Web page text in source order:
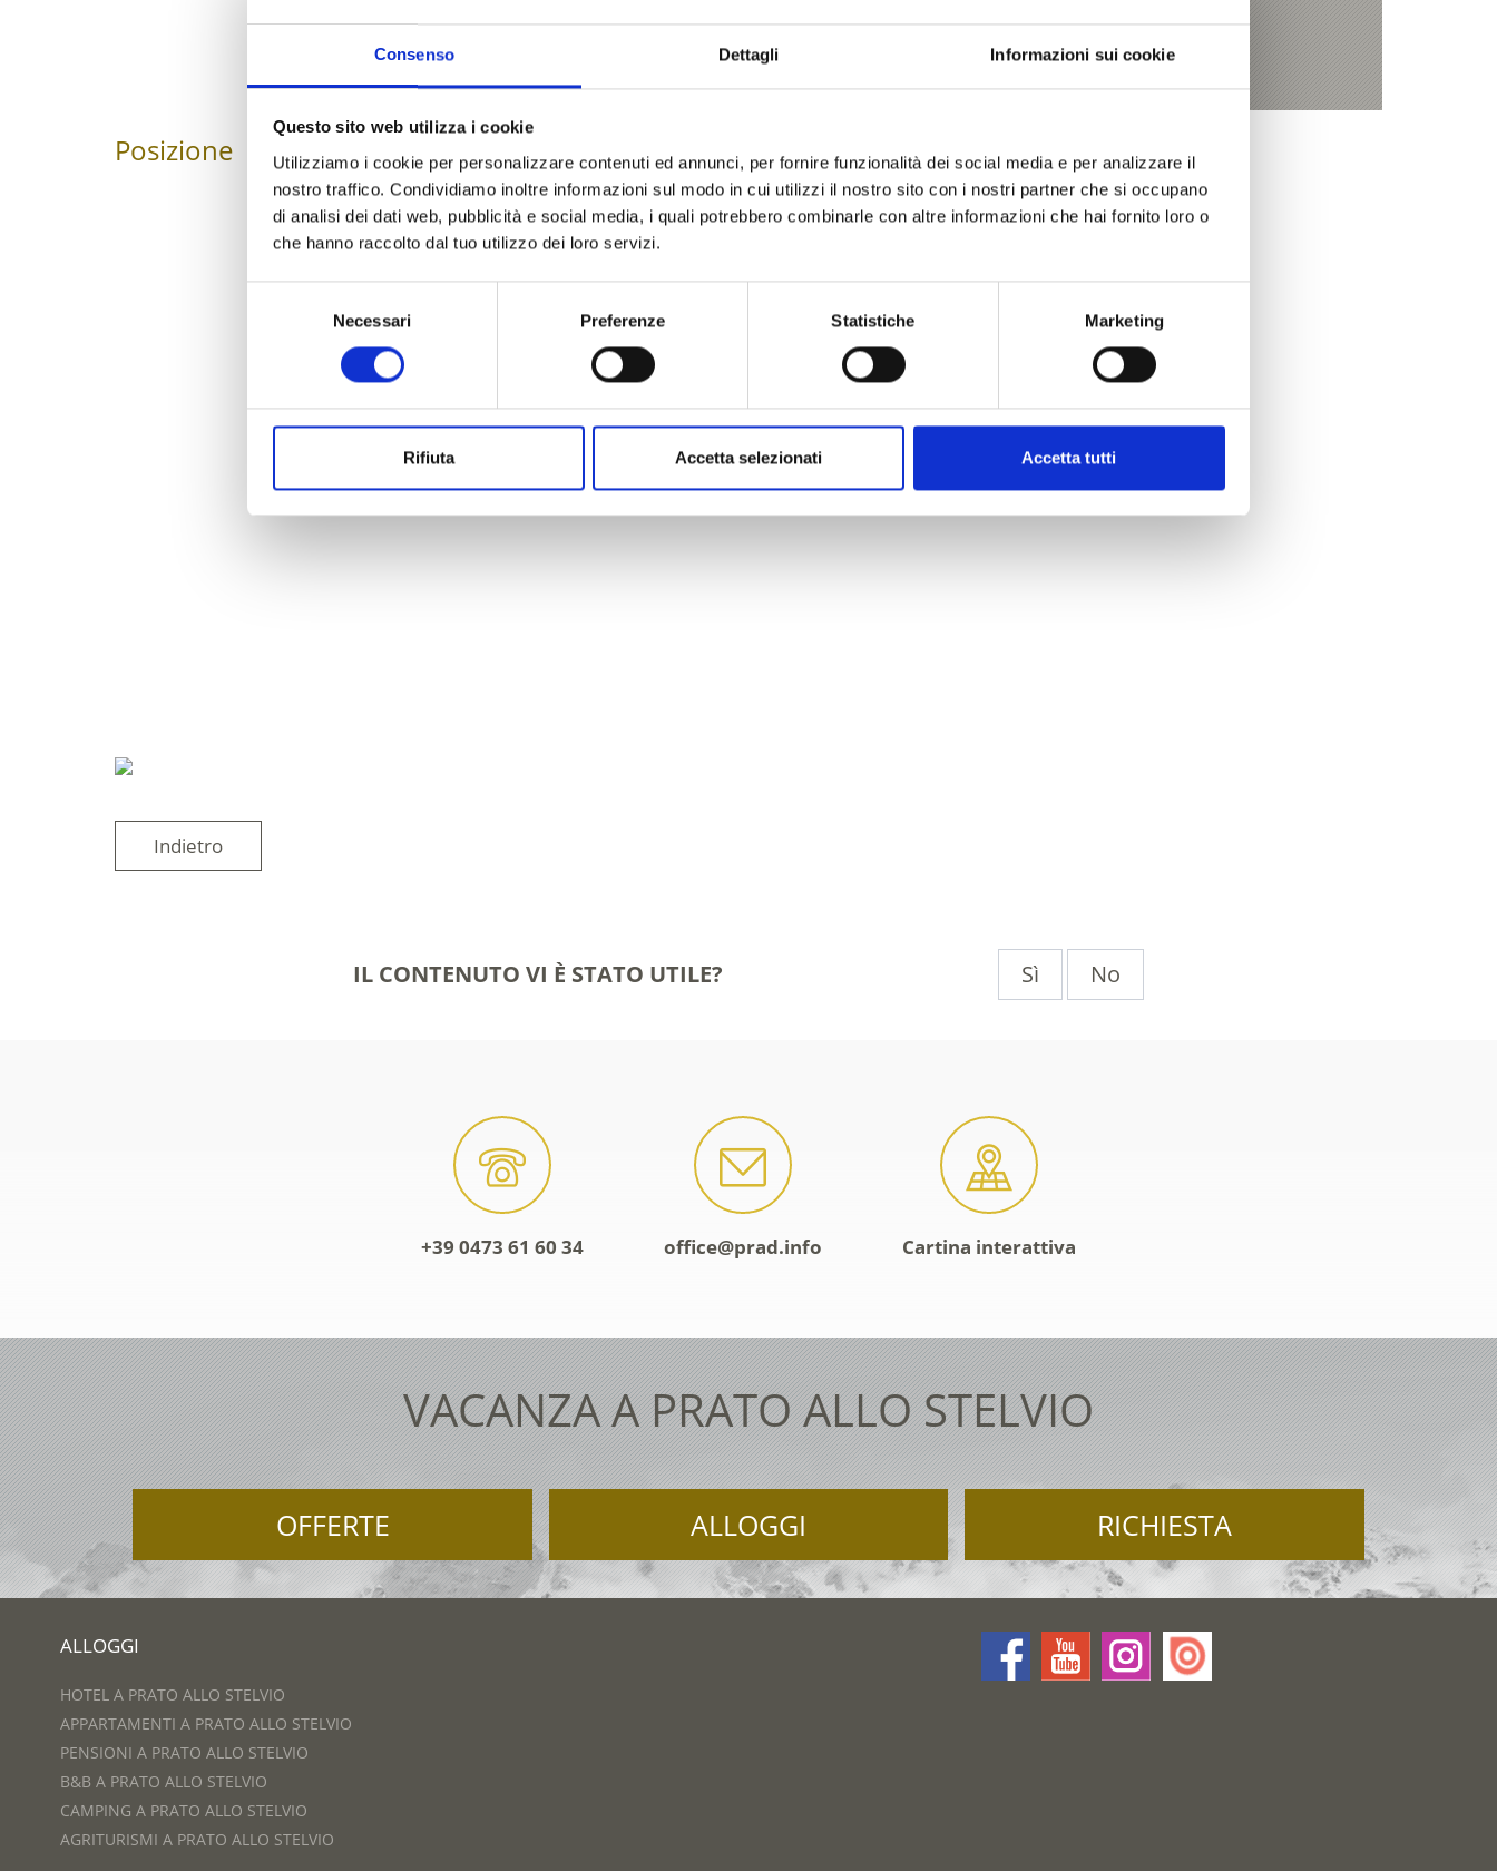
Consenso Dettagli Informazioni sui cookie
Questo sito web utilizza i cookie
Utilizziamo i cookie per personalizzare contenuti ed annunci, per fornire funzionalità dei social media e per analizzare il
nostro traffico. Condividiamo inoltre informazioni sul modo in cui utilizzi il nostro sito con i nostri partner che si occupano
di analisi dei dati web, pubblicità e social media, i quali potrebbero combinarle con altre informazioni che hai fornito loro o
che hanno raccolto dal tuo utilizzo dei loro servizi.
Necessari Preferenze Statistiche Marketing
Rifiuta Accetta selezionati Accetta tutti
tv@prad.info
Posizione Impressioni
Indietro
IL CONTENUTO VI È STATO UTILE? Sì No
+39 0473 61 60 34 office@prad.info Cartina interattiva
VACANZA A PRATO ALLO STELVIO
OFFERTE ALLOGGI RICHIESTA
ALLOGGI
HOTEL A PRATO ALLO STELVIO
APPARTAMENTI A PRATO ALLO STELVIO
PENSIONI A PRATO ALLO STELVIO
B&B A PRATO ALLO STELVIO
CAMPING A PRATO ALLO STELVIO
AGRITURISMI A PRATO ALLO STELVIO